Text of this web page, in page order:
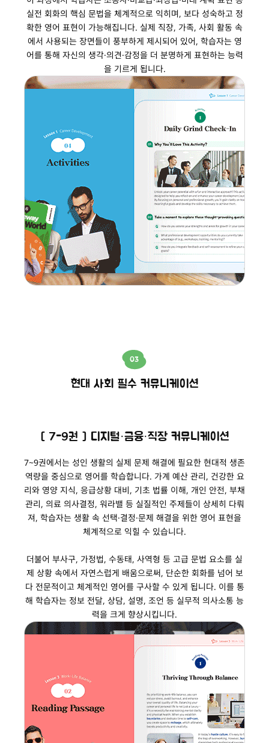
실전 회화의 핵심 문법을 체계적으로 익히며, 보다 성숙하고 정
확한 영어 표현이 가능해집니다. 실제 직장, 가족, 사회 활동 속
에서 사용되는 장면들이 풍부하게 제시되어 있어, 학습자는 영
어를 통해 자신의 생각·의견·감정을 더 분명하게 표현하는 능력
을 기르게 됩니다.
03
현대 사회 필수 커뮤니케이션
[ 7-9권 ] 디지털·금융·직장 커뮤니케이션
7~9권에서는 성인 생활의 실제 문제 해결에 필요한 현대적 생존
역량을 중심으로 영어를 학습합니다. 가계 예산 관리, 건강한 요
리와 영양 지식, 응급상황 대비, 기초 법률 이해, 개인 안전, 부채
관리, 의료 의사결정, 워라밸 등 실질적인 주제들이 상세히 다뤄
져, 학습자는 생활 속 선택·결정·문제 해결을 위한 영어 표현을
체계적으로 익힐 수 있습니다.
더불어 부사구, 가정법, 수동태, 사역형 등 고급 문법 요소를 실
제 상황 속에서 자연스럽게 배움으로써, 단순한 회화를 넘어 보
다 전문적이고 체계적인 영어를 구사할 수 있게 됩니다. 이를 통
해 학습자는 정보 전달, 상담, 설명, 조언 등 실무적 의사소통 능
력을 크게 향상시킵니다.